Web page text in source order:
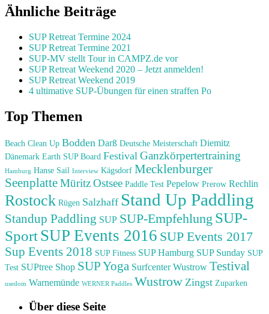
Ähnliche Beiträge
SUP Retreat Termine 2024
SUP Retreat Termine 2021
SUP-MV stellt Tour in CAMPZ.de vor
SUP Retreat Weekend 2020 – Jetzt anmelden!
SUP Retreat Weekend 2019
4 ultimative SUP-Übungen für einen straffen Po
Top Themen
Beach Clean Up Bodden Darß Deutsche Meisterschaft Diemitz
Dänemark Earth SUP Board Festival Ganzkörpertertraining
Hamburg Hanse Sail Interview Kägsdorf Mecklenburger
SeenplatteMüritzOstsee Paddle Test Pepelow Prerow Rechlin
Rostock Rügen Salzhaff Stand Up Paddling
Standup Paddling SUP SUP-Empfehlung SUP-
SportSUP Events 2016 SUP Events 2017
Sup Events 2018 SUP Fitness SUP Hamburg SUP Sunday SUP
Test SUPtree Shop SUP Yoga Surfcenter Wustrow Testival
usedom Warnemünde WERNER Paddles Wustrow Zingst Zuparken
Über diese Seite